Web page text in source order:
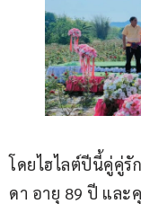
โดยไฮไลต์ปีนี้คู่คู่รั
ดา อายุ 89 ปี และ